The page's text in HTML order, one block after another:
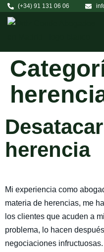
(+34) 91 131 06 06
herencia
Mi experiencia como
materia de herencias, me
los clientes que acuden a
problema, lo hacen
negociaciones